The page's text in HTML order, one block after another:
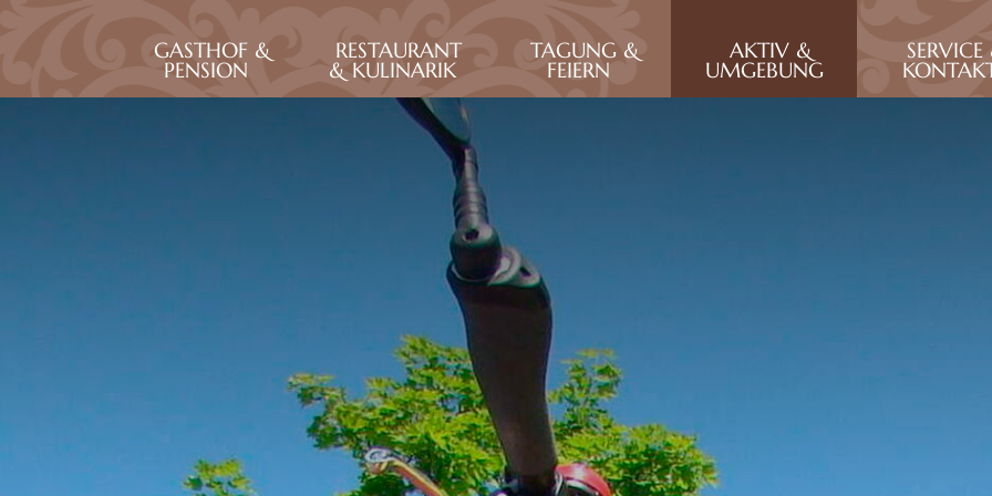
GASTHOF &
PENSION
RESTAURANT
& KULINARIK
TAGUNG &
FEIERN
AKTIV &
UMGEBUNG